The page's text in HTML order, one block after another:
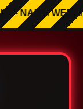
NANTI